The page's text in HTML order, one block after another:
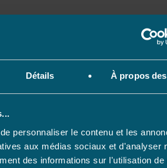
Détails À propos
personnaliser le contenu et les
aux médias sociaux et d'analyser
des informations sur l'utilisation de